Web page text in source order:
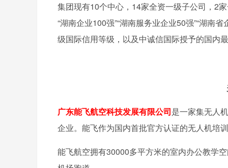
集团现有10个中心，14家全资一级子公司，2
“湖南企业100强”“湖南服务业企业50强”“湖南
级国际信用等级，以及中诚信国际授予的国内
广东能飞航空科技发展有限公司是一家集无人
企业。能飞作为国内首批官方认证的无人机培
能飞航空拥有30000多平方米的室内办公教学